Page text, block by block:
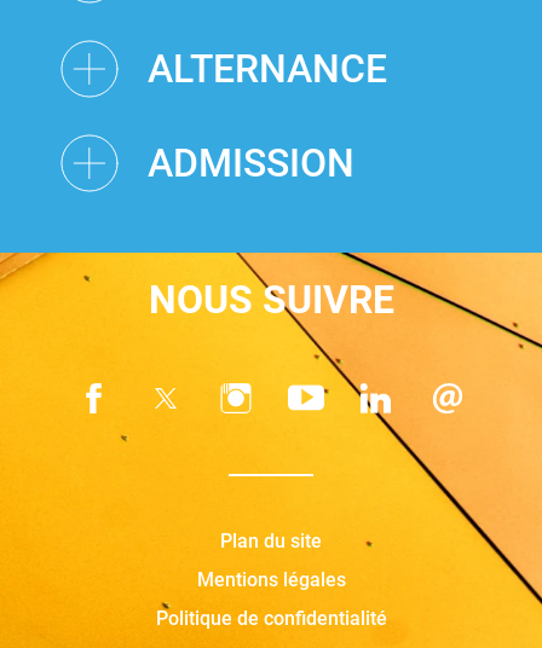
ALTERNANCE
ADMISSION
NOUS SUIVRE
Plan du site
Mentions légales
Politique de confidentialité